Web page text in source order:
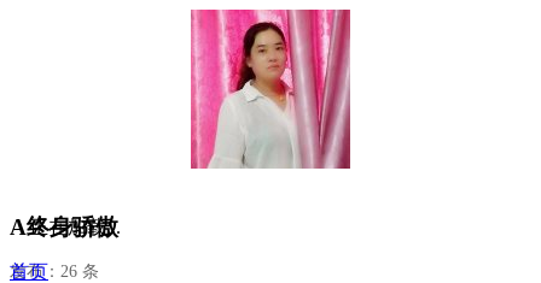
A终身骄傲
发布：26 条
正在加载...
首页